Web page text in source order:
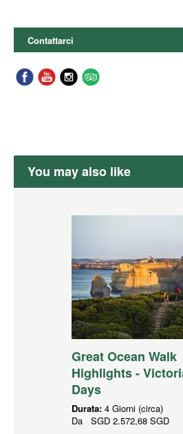
Contattarci
You may also like
Great Ocean Walk
Highlights -
Days
Durata: 4 Giorni (circa)
Da SGD 2.572,68 SGD